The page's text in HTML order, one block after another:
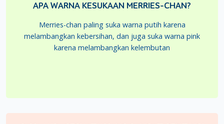
APA WARNA KESUKAAN MERRIES-CHAN?
Merries-chan paling suka warna putih karena
melambangkan kebersihan, dan juga suka warna pink
karena melambangkan kelembutan